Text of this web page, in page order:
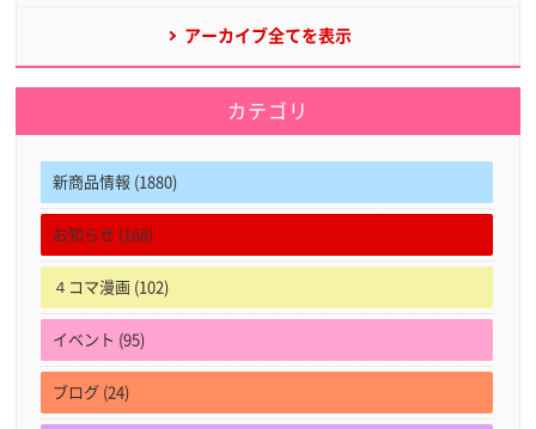
アーカイブ全てを表示
カテゴリ
新商品情報 (1880)
お知らせ (168)
４コマ漫画 (102)
イベント (95)
ブログ (24)